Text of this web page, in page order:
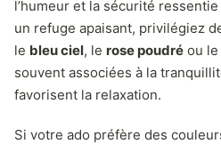
l’humeur et la sécurité
un refuge apaisant, privilégiez
le bleu ciel, le rose poudré ou le
souvent associées à la
favorisent la relaxation.
Si votre ado préfère des